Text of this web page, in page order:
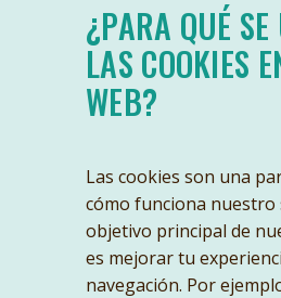
¿PARA QUÉ
LAS COOKIES
WEB?
Las cookies son una
cómo funciona nuestro
objetivo principal de
es mejorar tu
navegación. Por